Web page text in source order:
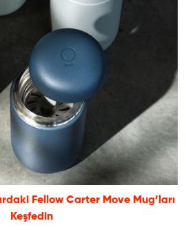
Fellow Carter Move Mug’ları
Keşfedin